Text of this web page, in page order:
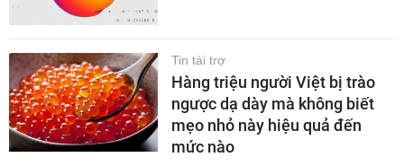
Tin tài trợ
Hàng triệu người Việt bị trào
ngược dạ dày mà không biết
mẹo nhỏ này hiệu quả đến
mức nào